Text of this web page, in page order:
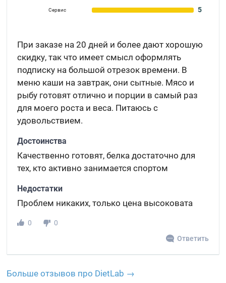
Сервис 5
При заказе на 20 дней и более дают хорошую
скидку, так что имеет смысл оформлять
подписку на большой отрезок времени. В
меню каши на завтрак, они сытные. Мясо и
рыбу готовят отлично и порции в самый раз
для моего роста и веса. Питаюсь с
удовольствием.
Достоинства
Качественно готовят, белка достаточно для
тех, кто активно занимается спортом
Недостатки
Проблем никаких, только цена высоковата
0
0
Ответить
Больше отзывов про DietLab →